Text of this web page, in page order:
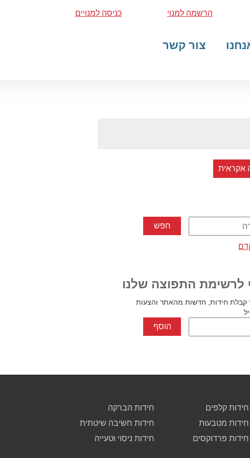
הרשמה למנוי כניסה למנויים
צור קשר
אקראית
התפוצה שלנו
קבלת חידות, חדשות מהאתר והצעות
חידות קלפים
חידות מטבעות
חידות פרדוקסים
חידות הברקה
חידות חשיבה שיטתית
חידות ניסוי וטעייה